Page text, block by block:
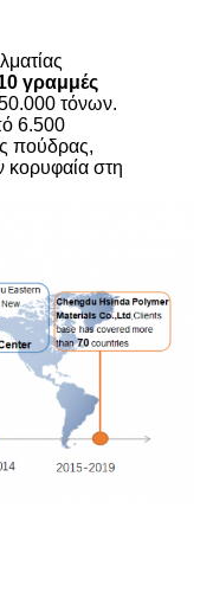
γραμμές
τόνων.
6.500
πούδρας,
κορυφαία στη